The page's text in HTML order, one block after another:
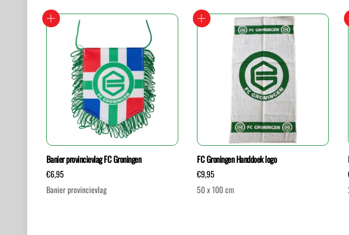
Banier provincievlag FC Groningen
€6,95
Banier provincievlag
FC Groningen Handdoek logo
€9,95
50 x 100 cm